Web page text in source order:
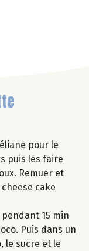
pour le
puis les faire
Remuer et
cake
15 min
Puis dans un
le sucre et le